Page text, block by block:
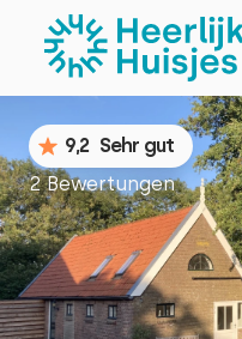
9,2 Sehr gut
2 Bewertungen